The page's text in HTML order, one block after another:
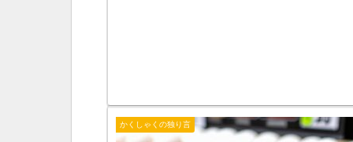
かくしゃくの独り言